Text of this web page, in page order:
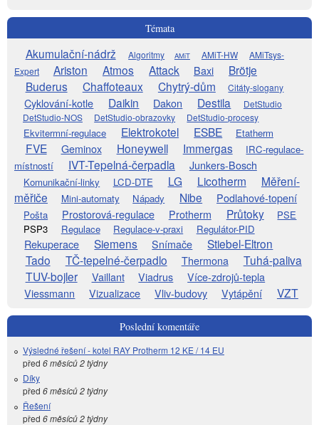
Témata
Akumulační-nádrž Algoritmy AMiT AMiT-HW
AMiTsys-
Expert
Ariston Atmos Attack Baxi
Brötje
Buderus
Chaffoteaux Chytrý-dům Citáty-slogany
Cyklování-kotle Daikin Dakon Destila
DetStudio
DetStudio-NOS
DetStudio-obrazovky DetStudio-procesy
Ekvitermní-regulace Elektrokotel ESBE Etatherm
FVE Geminox Honeywell Immergas
IRC-regulace-
místností
IVT-Tepelná-čerpadla Junkers-Bosch
Komunikační-linky LCD-DTE LG Licotherm
Měření-
měřiče
Mini-automaty Nápady Nibe Podlahové-topení
Pošta Prostorová-regulace Protherm Průtoky
PSE
PSP3
Regulace Regulace-v-praxi Regulátor-PID
Rekuperace Siemens Snímače
Stiebel-Eltron
Tado
TČ-tepelné-čerpadlo Thermona
Tuhá-paliva
TUV-bojler
Vaillant Viadrus
Více-zdrojů-tepla
Viessmann
Vizualizace Vliv-budovy Vytápění VZT
Poslední komentáře
Výsledné řešení - kotel RAY Protherm 12 KE / 14 EU
před 6 měsíců 2 týdny
Díky
před 6 měsíců 2 týdny
Řešení
před 6 měsíců 2 týdny